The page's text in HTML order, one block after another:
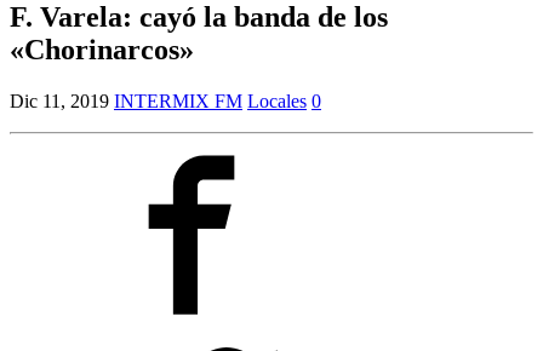
F. Varela: cayó la banda de los
«Chorinarcos»
Dic 11, 2019 INTERMIX FM Locales 0